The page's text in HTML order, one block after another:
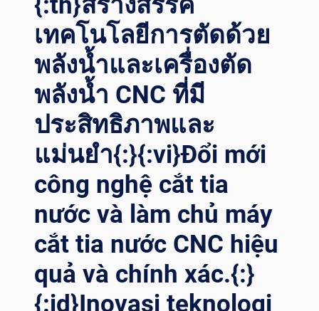
{:VI}TỐI
ĐA
HÓA
ĐỘ
CHÍNH
XÁC
HIỆU
QUẢ:
HƯỚNG
DẪN
CƠ
BẢN
MÁY
CNC{:}
{:ID}MEMAKSIMALKAN
เทคโนโลยีการตัดด้วย
พลังน้ำและเครื่องตัด
พลังน้ำ CNC ที่มี
ประสิทธิภาพและ
แม่นยำ{:}{:vi}Đổi mới
công nghệ cắt tia
nước và làm chủ máy
cắt tia nước CNC hiệu
quả và chính xác.{:}
{:id}Inovasi teknologi